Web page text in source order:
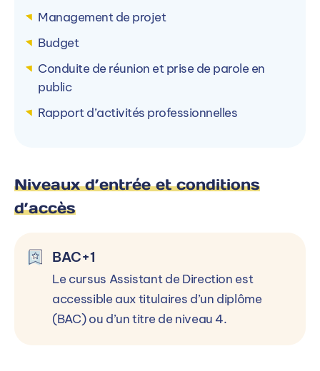
Management de projet
Budget
Conduite de réunion et prise de parole en
public
Rapport d’activités professionnelles
Niveaux d’entrée et conditions
d’accès
BAC+1
Le cursus Assistant de Direction est
accessible aux titulaires d’un diplôme
(BAC) ou d’un titre de niveau 4.